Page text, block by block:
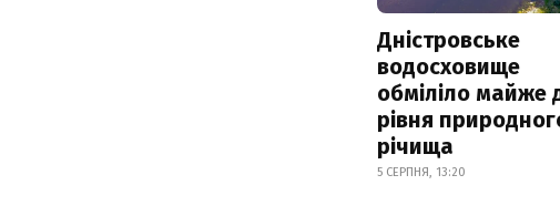
Дністровське
водосховище
обміліло майже
рівня
річища
5 СЕРПНЯ, 13:20